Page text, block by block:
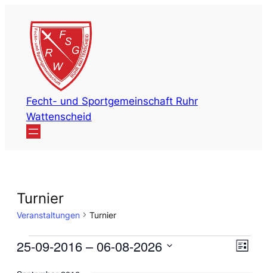
Fecht- und Sportgemeinschaft Ruhr
Wattenscheid
Turnier
Veranstaltungen Turnier
Veranstaltungen Liste
25-09-2016 – 06-08-2026